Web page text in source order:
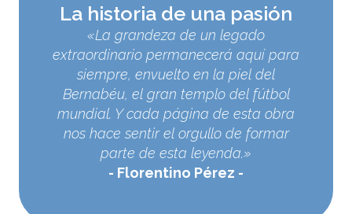
La historia de una pasión
«La grandeza de un legado
extraordinario permanecerá aquí para
siempre, envuelto en la piel del
Bernabéu, el gran templo del fútbol
mundial. Y cada página de esta obra
nos hace sentir el orgullo de formar
parte de esta leyenda.»
Florentino Pérez